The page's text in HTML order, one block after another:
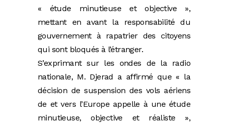
« étude minutieuse et objective »,
mettant en avant la responsabilité du
gouvernement à rapatrier des citoyens
qui sont bloqués à l’étranger.
S’exprimant sur les ondes de la radio
nationale, M. Djerad a affirmé que « la
décision de suspension des vols aériens
de et vers l’Europe appelle à une étude
minutieuse, objective et réaliste »,